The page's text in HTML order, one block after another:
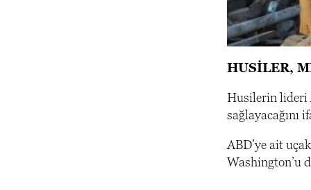
HUSİLER,
Husilerin lideri
sağlayacağını
ABD’ye ait
Washington’u